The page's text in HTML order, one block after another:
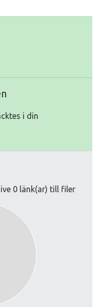
i din
0 länk(ar) till filer